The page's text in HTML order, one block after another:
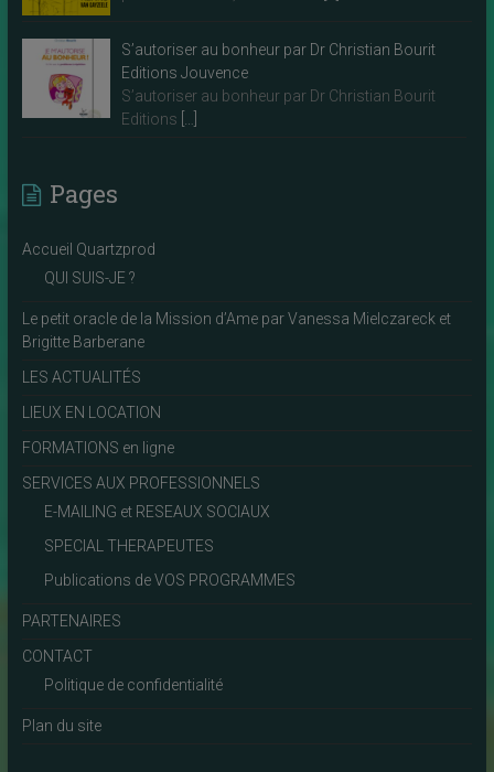
S’autoriser au bonheur par Dr Christian Bourit
Editions Jouvence
S’autoriser au bonheur par Dr Christian Bourit
Editions
Pages
Accueil Quartzprod
QUI SUIS-JE ?
Le petit oracle de la Mission d’Ame par Vanessa Mielczareck et
Brigitte Barberane
LES ACTUALITÉS
LIEUX EN LOCATION
FORMATIONS en ligne
SERVICES AUX PROFESSIONNELS
E-MAILING et RESEAUX SOCIAUX
SPECIAL THERAPEUTES
Publications de VOS PROGRAMMES
PARTENAIRES
CONTACT
Politique de confidentialité
Plan du site